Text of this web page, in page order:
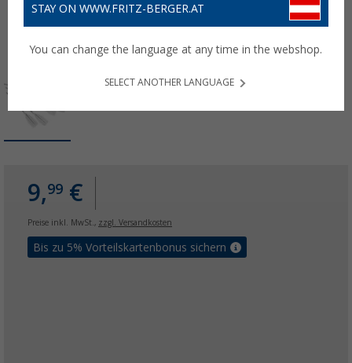
9,99 €
Preise inkl. MwSt., zzgl. Versandkosten
Bis zu 5% Vorteilskartenbonus sichern
STAY ON WWW.FRITZ-BERGER.AT
You can change the language at any time in the webshop.
SELECT ANOTHER LANGUAGE